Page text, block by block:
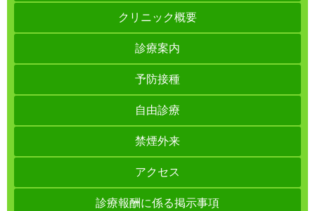
クリニック概要
診療案内
予防接種
自由診療
禁煙外来
アクセス
診療報酬に係る掲示事項